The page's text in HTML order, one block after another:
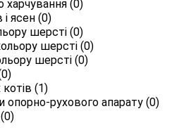
харчування (0)
і ясен (0)
шерсті (0)
шерсті (0)
шерсті (0)
(1)
опорно-рухового апарату (0)
(0)